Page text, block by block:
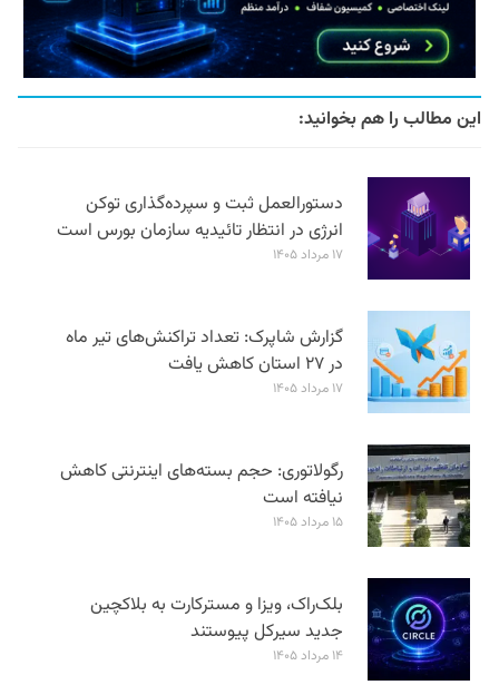
این مطالب را هم بخوانید:
دستورالعمل ثبت و سپرده‌گذاری توکن
انرژی در انتظار تائیدیه سازمان بورس است
۱۷ مرداد ۱۴۰۵
گزارش شاپرک: تعداد تراکنش‌های تیر ماه
در ۲۷ استان‌ کاهش یافت
۱۷ مرداد ۱۴۰۵
رگولاتوری: حجم بسته‌های اینترنتی کاهش
نیافته است
۱۵ مرداد ۱۴۰۵
بلک‌راک، ویزا و مسترکارت به بلاکچین
جدید سیرکل پیوستند
۱۴ مرداد ۱۴۰۵